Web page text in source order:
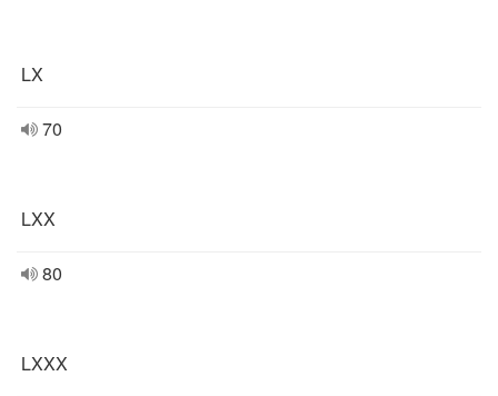
LX
70
LXX
80
LXXX